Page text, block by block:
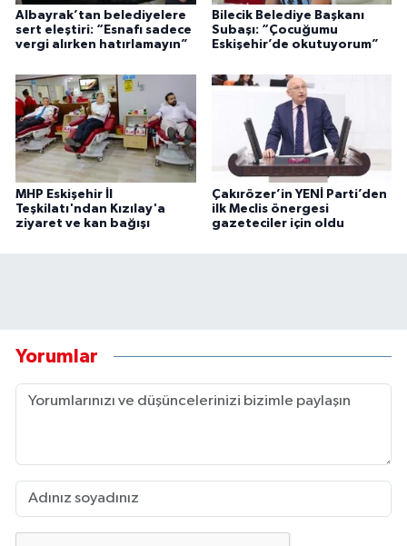
Albayrak’tan belediyelere
sert eleştiri: “Esnafı sadece
vergi alırken hatırlamayın”
Bilecik Belediye Başkanı
Subaşı: “Çocuğumu
Eskişehir’de okutuyorum”
MHP Eskişehir İl
Teşkilatı'ndan Kızılay'a
ziyaret ve kan bağışı
Çakırözer’in YENİ Parti’den
ilk Meclis önergesi
gazeteciler için oldu
Yorumlar